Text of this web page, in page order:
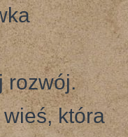
rozwój.
która